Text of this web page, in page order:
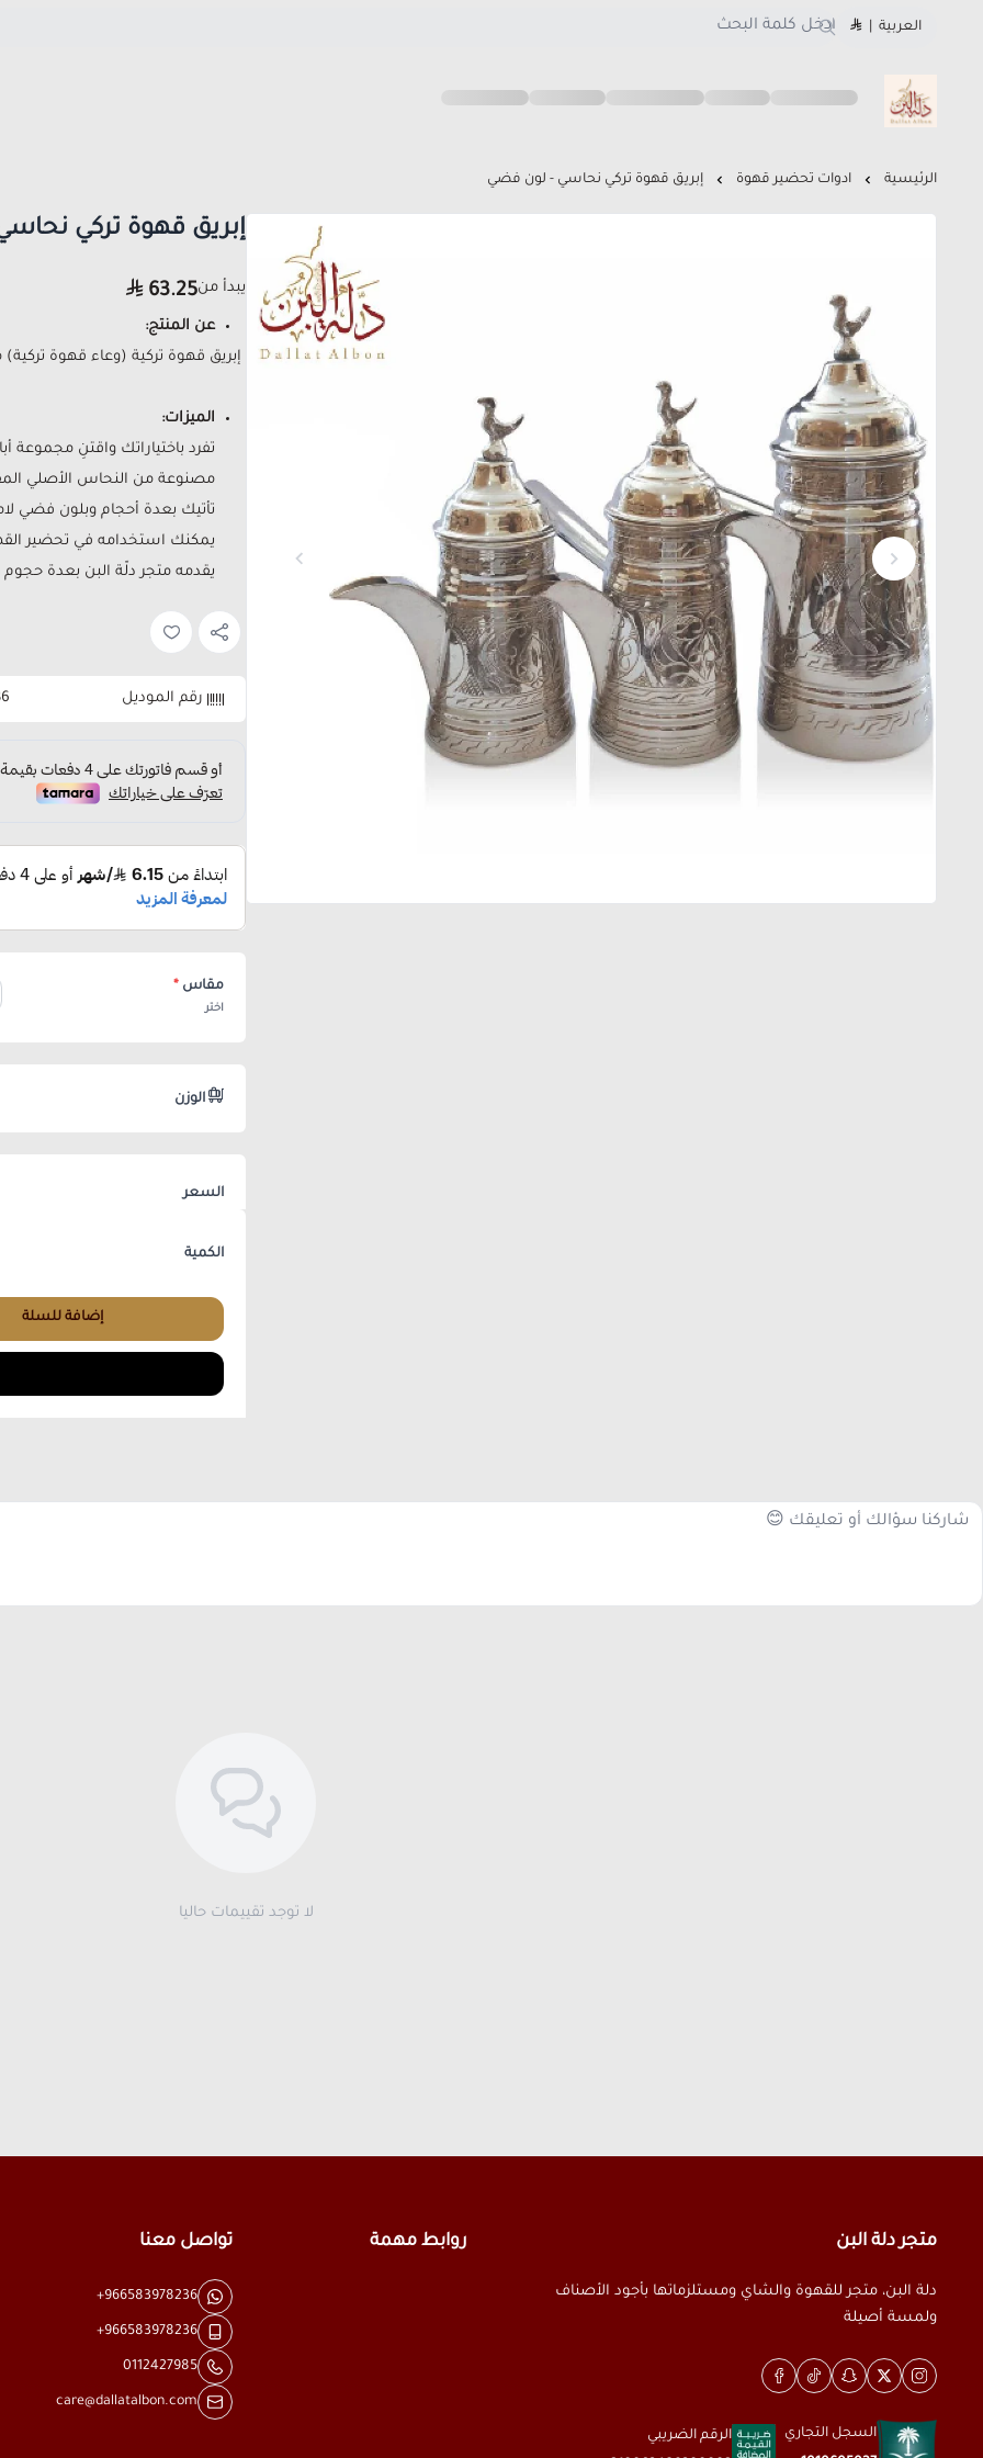
العربية
متجر دلة البن
الرئيسية ادوات تحضير قهوة إبريق قهوة تركي نحاسي - لون فضي
إبريق قهوة تركي
يبدأ من63.25
عن المنتج:
إبريق قهوة تركية (وعاء قهوة
الميزات:
تفرد باختياراتك واقتنِ مجموعة
مصنوعة من النحاس الأصلي
تأتيك بعدة أحجام وبلون فضي
يمكنك استخدامه في تحضير
يقدمه متجر دلّة البن بعدة
رقم الموديل
مقاس *
اختر
الوزن
السعر
الكمية
إضافة للسلة
لا توجد تقييمات حاليا
متجر دلة البن
دلة البن، متجر للقهوة والشاي ومستلزماتها بأجود الأصناف
ولمسة أصيلة
السجل التجاري
الرقم الضريبي
روابط مهمة تواصل معنا
+966583978236
+966583978236
0112427985
care@dallatalbon.com